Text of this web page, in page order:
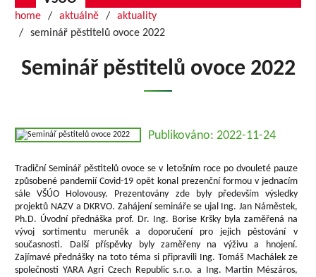
home aktuálně
aktuality
seminář pěstitelů ovoce 2022
Seminář pěstitelů ovoce 2022
Publikováno: 2022-11-24
Tradiční Seminář pěstitelů ovoce se v letošním roce po dvouleté pauze
způsobené pandemií Covid-19 opět konal prezenční formou v jednacím
sále VŠÚO Holovousy. Prezentovány zde byly především výsledky
projektů NAZV a DKRVO. Zahájení semináře se ujal Ing. Jan Náměstek,
Ph.D. Úvodní přednáška prof. Dr. Ing. Borise Kršky byla zaměřená na
vývoj sortimentu meruněk a doporučení pro jejich pěstování v
současnosti. Další příspěvky byly zaměřeny na výživu a hnojení.
Zajímavé přednášky na toto téma si připravili Ing. Tomáš Machálek ze
společnosti YARA Agri Czech Republic s.r.o. a Ing. Martin Mészáros,